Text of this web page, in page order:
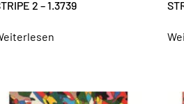
2 – 1.3739